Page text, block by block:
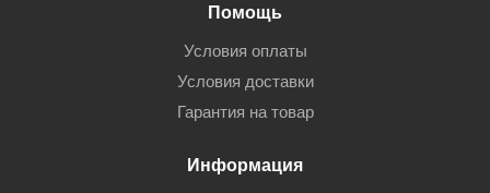
Помощь
Условия оплаты
Условия доставки
Гарантия на товар
Информация